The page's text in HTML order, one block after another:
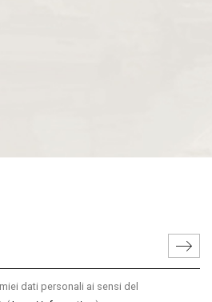
dati personali ai sensi del